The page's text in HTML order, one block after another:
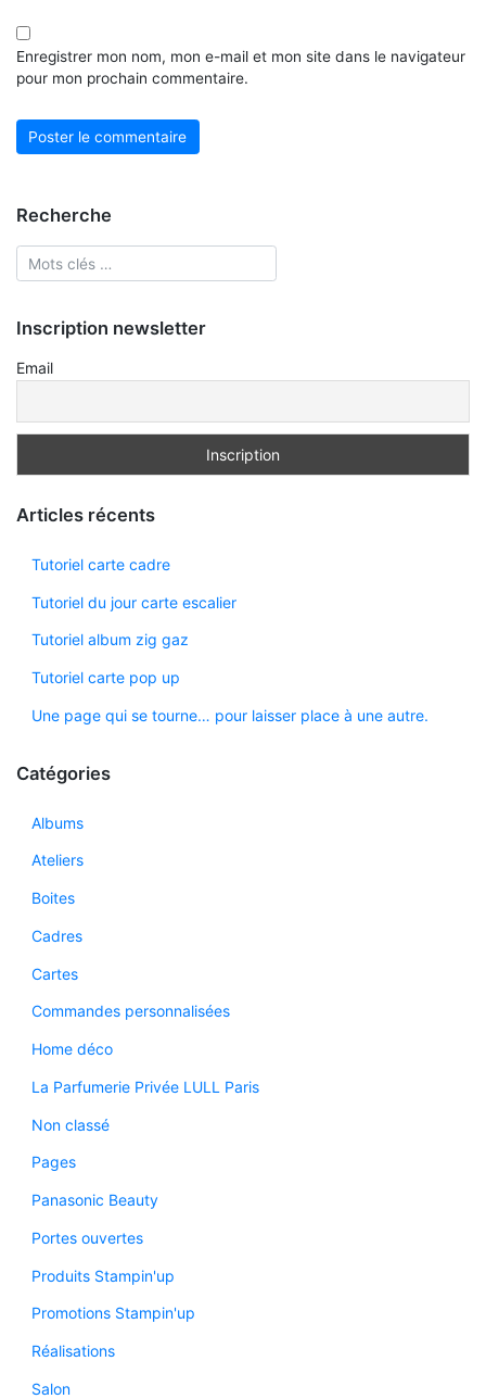
Enregistrer mon nom, mon e-mail et mon site dans le navigateur
pour mon prochain commentaire.
Recherche
Inscription newsletter
Email
Articles récents
Tutoriel carte cadre
Tutoriel du jour carte escalier
Tutoriel album zig gaz
Tutoriel carte pop up
Une page qui se tourne… pour laisser place à une autre.
Catégories
Albums
Ateliers
Boites
Cadres
Cartes
Commandes personnalisées
Home déco
La Parfumerie Privée LULL Paris
Non classé
Pages
Panasonic Beauty
Portes ouvertes
Produits Stampin'up
Promotions Stampin'up
Réalisations
Salon